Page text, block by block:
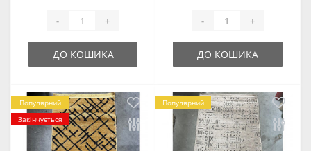
- +
ДО КОШИКА
- +
ДО КОШИКА
Популярний
Закінчується
Популярний